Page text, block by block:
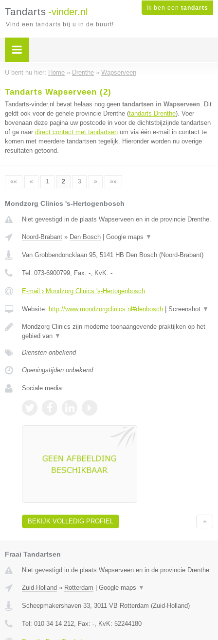
Ik ben een tandarts
Tandarts -vinder.nl
Vind een tandarts bij u in de buurt!
U bent nu hier: Home » Drenthe » Wapserveen
Tandarts Wapserveen (2)
Tandarts-vinder.nl bevat helaas nog geen tandartsen in Wapserveen. Dit
geldt ook voor de gehele provincie Drenthe (tandarts Drenthe). Voer
bovenaan deze pagina uw postcode in voor de dichtstbijzijnde tandartsen
of ga naar direct contact met tandartsen om via één e-mail in contact te
komen met meerdere tandartsen tegelijk. Hieronder worden nu overige
resultaten getoond.
«« « 1 2 3 » »»
Mondzorg Clinics 's-Hertogenbosch
Niet gevestigd in de plaats Wapserveen en in de provincie Drenthe.
Noord-Brabant » Den Bosch Google maps ▼
Van Grobbendoncklaan 95, 5141 HB Den Bosch (Noord-Brabant)
Tel: 073-6900799, Fax: -, KvK: -
E-mail › Mondzorg Clinics 's-Hertogenbosch
Website: http://www.mondzorgclinics.nl#denbosch Screenshot ▼
Mondzorg Clinics zijn moderne toonaangevende praktijken op het
gebied van ▼
Diensten onbekend
Openingstijden onbekend
Sociale media:
BEKIJK VOLLEDIG PROFIEL
Fraai Tandartsen
Niet gevestigd in de plaats Wapserveen en in de provincie Drenthe.
Zuid-Holland » Rotterdam | Google maps ▼
Scheepmakershaven 33 3011 VB Rotterdam (Zuid-Holland)
Tel: 010 34 14 212 , Fax: - , KvK: 52244180